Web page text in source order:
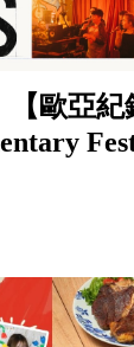
歐亞紀